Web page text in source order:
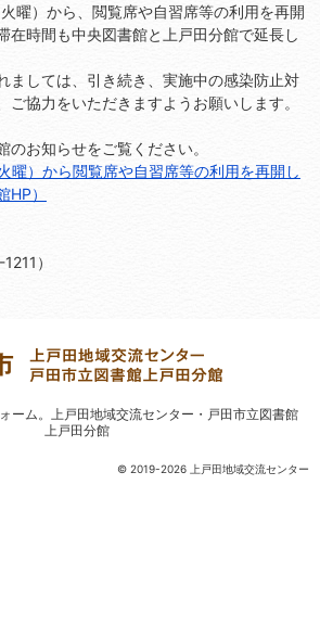
曜）から、閲覧席や自習席等の利用を再開
在時間も中央図書館と上戸田分館で延長し
ましては、引き続き、実施中の感染防止対
ご協力をいただきますようお願いします。
お知らせをご覧ください。
曜）から閲覧席や自習席等の利用を再開し
）
）
© 2019-2026 上戸田地域交流センター
ーム。
上戸田地域交流センター・戸田市立図書館
上戸田分館